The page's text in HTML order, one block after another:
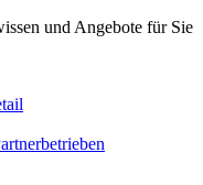
und Angebote für Sie